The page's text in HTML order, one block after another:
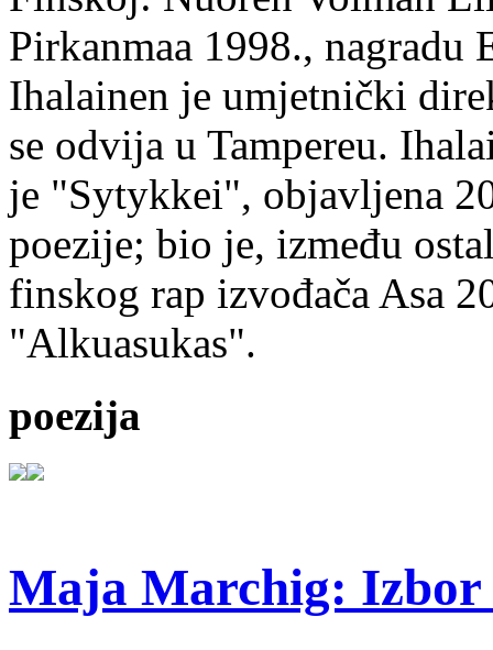
Pirkanmaa 1998.,
Ihalainen je umjetnički
se odvija u Tampereu.
je "Sytykkei", objavljena
poezije; bio je, između
finskog rap izvođača Asa
"Alkuasukas".
poezija
Maja Marchig: Izbor